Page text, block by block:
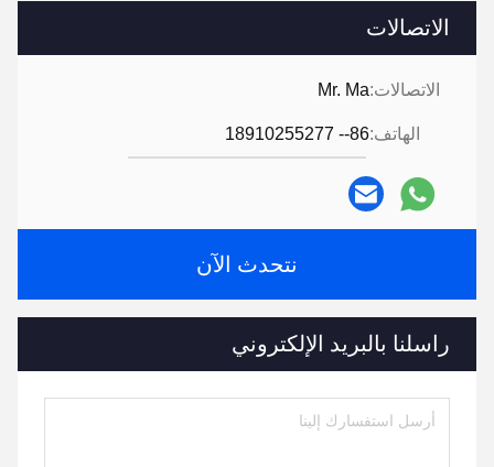
الاتصالات
الاتصالات:Mr. Ma
الهاتف:86-- 18910255277
نتحدث الآن
راسلنا بالبريد الإلكتروني